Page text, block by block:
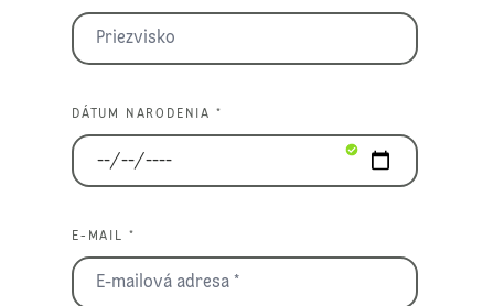
DÁTUM NARODENIA *
E-MAIL *